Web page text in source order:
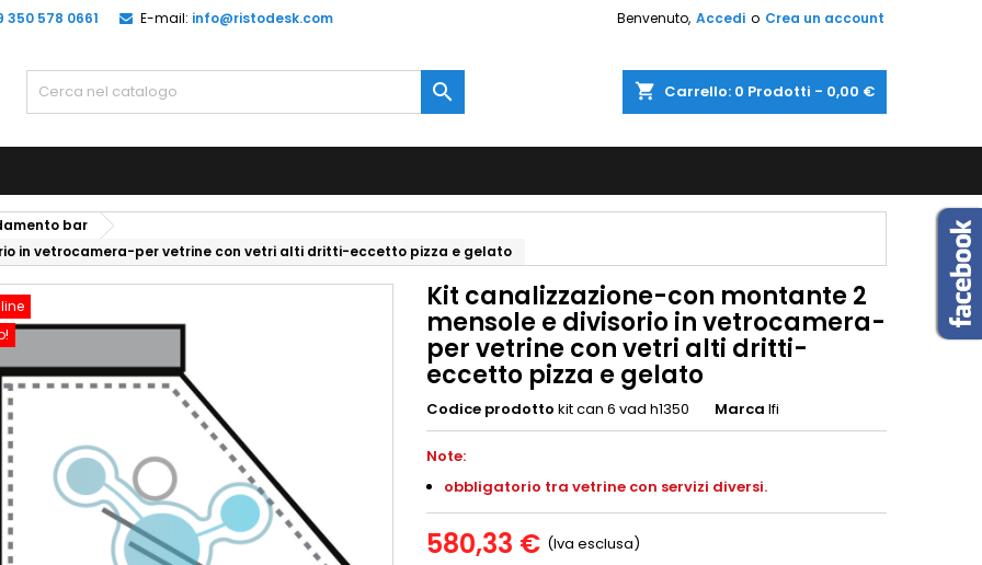
350 578 0661 E-mail: info@ristodesk.com Benvenuto, Accedi o Crea un account
shopping_cart Carrello: 0 Prodotti - 0,00 €

bar
in vetrocamera-per vetrine con vetri alti dritti-eccetto pizza e gelato
Kit canalizzazione-con montante 2
mensole e divisorio in vetrocamera-
per vetrine con vetri alti dritti-
eccetto pizza e gelato
Codice prodotto kit can 6 vad h1350 Marca Ifi
Note:
obbligatorio tra vetrine con servizi diversi.
580,33 € (Iva esclusa)